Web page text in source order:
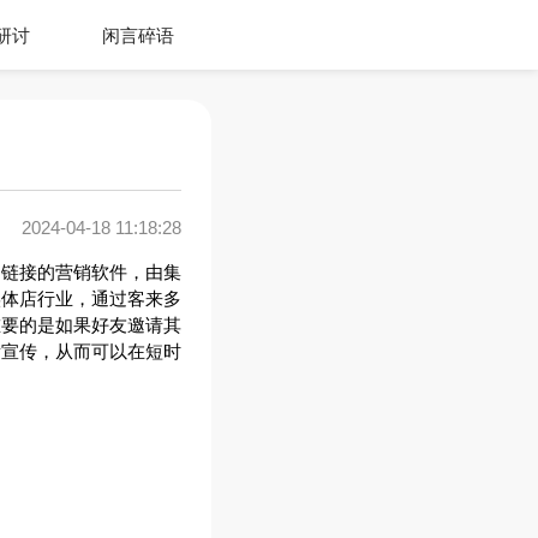
讨 闲言碎语
2024-04-18 11:18:28
接的营销软件，由集
店行业，通过客来多
的是如果好友邀请其
传，从而可以在短时